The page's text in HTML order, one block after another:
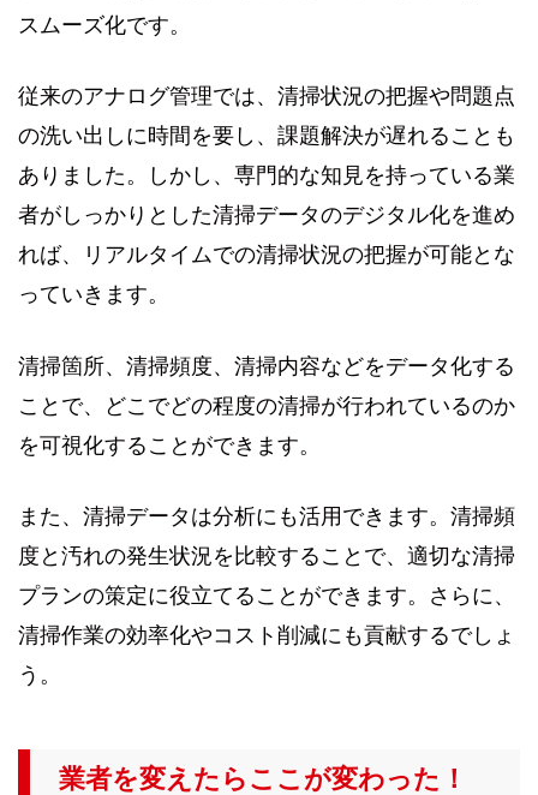
スムーズ化です。
従来のアナログ管理では、清掃状況の把握や問題点
の洗い出しに時間を要し、課題解決が遅れることも
ありました。しかし、専門的な知見を持っている業
者がしっかりとした清掃データのデジタル化を進め
れば、リアルタイムでの清掃状況の把握が可能とな
っていきます。
清掃箇所、清掃頻度、清掃内容などをデータ化する
ことで、どこでどの程度の清掃が行われているのか
を可視化することができます。
また、清掃データは分析にも活用できます。清掃頻
度と汚れの発生状況を比較することで、適切な清掃
プランの策定に役立てることができます。さらに、
清掃作業の効率化やコスト削減にも貢献するでしょ
う。
業者を変えたらここが変わった！